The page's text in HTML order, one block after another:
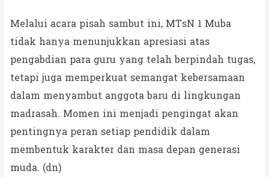
Melalui acara pisah sambut ini, MTsN 1 Muba
tidak hanya menunjukkan apresiasi atas
pengabdian para guru yang telah berpindah tugas,
tetapi juga memperkuat semangat kebersamaan
dalam menyambut anggota baru di lingkungan
madrasah. Momen ini menjadi pengingat akan
pentingnya peran setiap pendidik dalam
membentuk karakter dan masa depan generasi
muda. (dn)